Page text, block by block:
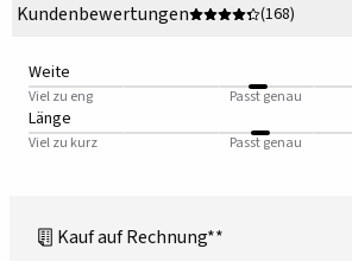
Kundenbewertungen
(168)
Weite
Viel zu eng Passt genau
Länge
Viel zu kurz Passt genau
Kauf auf Rechnung**